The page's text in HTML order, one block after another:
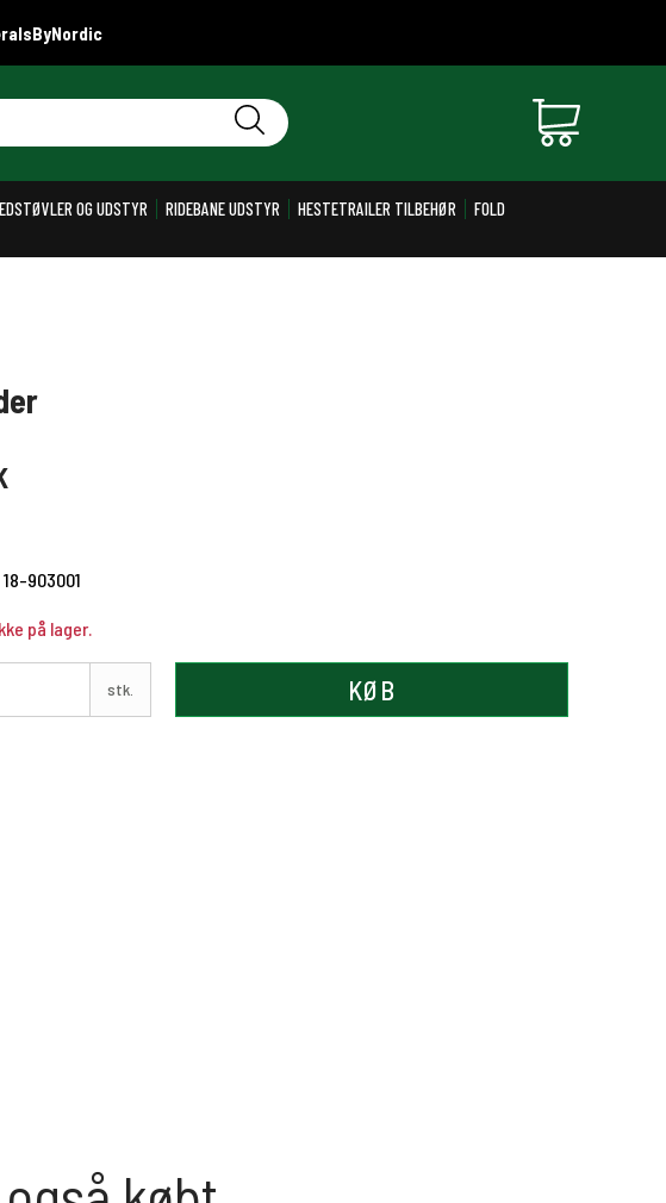
OG UDSTYR RIDEBANE UDSTYR HESTETRAILER TILBEHØR
FOLD
18-903001
på lager.
stk. KØB